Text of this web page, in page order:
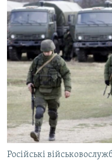
Російські